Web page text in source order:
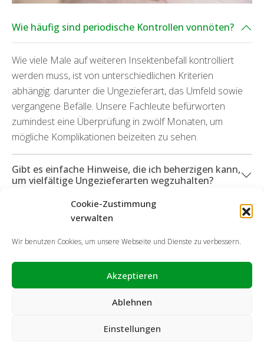
Cookie-Zustimmung
verwalten
Wir benutzen Cookies, um unsere Webseite und Dienste zu verbessern.
Akzeptieren
Ablehnen
Einstellungen
Wie häufig sind periodische Kontrollen vonnöten?
Wie viele Male auf weiteren Insektenbefall kontrolliert
werden muss, ist von unterschiedlichen Kriterien
abhängig: darunter die Ungezieferart, das Umfeld sowie
vergangene Befälle. Unsere Fachleute befürworten
zumindest eine Überprüfung in zwölf Monaten, um
mögliche Komplikationen beizeiten zu sehen.
Gibt es einfache Hinweise, die ich beherzigen kann,
um vielfältige Ungezieferarten wegzuhalten?
Können Sie mich ebenso bei durch Schädlinge
hervorgetretenen Defekte unterstützen?